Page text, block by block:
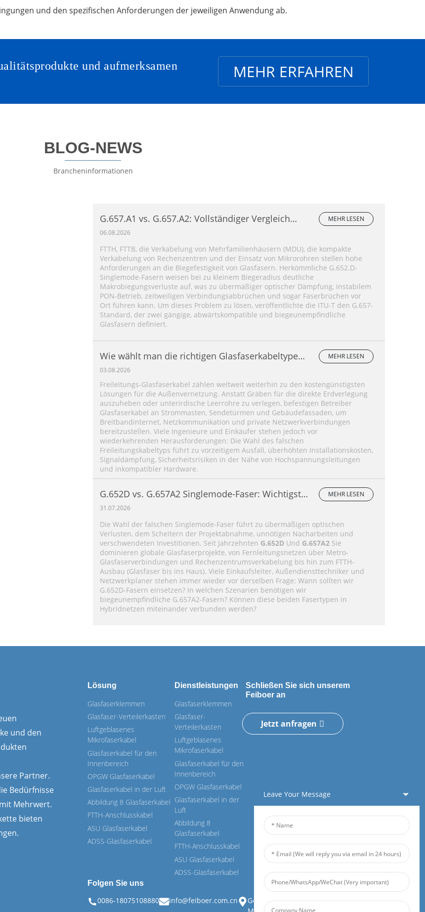
und den spezifischen Anforderungen der jeweiligen Anwendung ab.
und aufmerksamen
MEHR ERFAHREN
BLOG-NEWS
Brancheninformationen
G.657.A1 vs. G.657.A2: Vollständiger Vergleich
biegeunempfindlicher Einmodenfasern
MEHR LESEN
06.08.2026
FTTH, FTTB, die Verkabelung von Mehrfamilienhäusern (MDU), die kompakte
Verkabelung von Rechenzentren und der Einsatz von Mikrorohren stellen hohe
Anforderungen an die Biegefestigkeit von Glasfasern. Herkömmliche G.652.D-
Singlemode-Fasern weisen bei zu kleinem Biegeradius deutliche
Makrobiegungsverluste auf, was zu übermäßiger optischer Dämpfung, instabilem
PON-Betrieb, zeitweiligen Verbindungsabbrüchen und sogar Faserbrüchen vor
Ort führen kann. Um dieses Problem zu lösen, veröffentlichte die ITU-T den G.657-
Standard, der zwei gängige, abwärtskompatible und biegeunempfindliche
Glasfasern definiert.
Wie wählt man die richtigen Glasfaserkabeltypen
für die Luftverlegung aus?
MEHR LESEN
03.08.2026
Freileitungs-Glasfaserkabel zählen weltweit weiterhin zu den kostengünstigsten
Lösungen für die Außenvernetzung. Anstatt Gräben für die direkte Erdverlegung
auszuheben oder unterirdische Leerrohre zu verlegen, befestigen Betreiber
Glasfaserkabel an Strommasten, Sendetürmen und Gebäudefassaden, um
Breitbandinternet, Netzkommunikation und private Netzwerkverbindungen
bereitzustellen. Viele Ingenieure und Einkäufer stehen jedoch vor
wiederkehrenden Herausforderungen: Die Wahl des falschen
Freileitungskabeltyps führt zu vorzeitigem Ausfall, überhöhten Installationskosten,
Signaldämpfung, Sicherheitsrisiken in der Nähe von Hochspannungsleitungen
und inkompatibler Hardware.
G.652D vs. G.657A2 Singlemode-Faser: Wichtigste
Unterschiede, Leistungsvergleich und
MEHR LESEN
31.07.2026
Die Wahl der falschen Singlemode-Faser führt zu übermäßigen optischen
Verlusten, dem Scheitern der Projektabnahme, unnötigen Nacharbeiten und
verschwendeten Investitionen. Seit Jahrzehnten G.652D Und G.657A2 Sie
dominieren globale Glasfaserprojekte, von Fernleitungsnetzen über Metro-
Glasfaserverbindungen und Rechenzentrumsverkabelung bis hin zum FTTH-
Ausbau (Glasfaser bis ins Haus). Viele Einkaufsleiter, Außendiensttechniker und
Netzwerkplaner stehen immer wieder vor derselben Frage: Wann sollten wir
G.652D-Fasern einsetzen? In welchen Szenarien benötigen wir
biegeunempfindliche G.657A2-Fasern? Können diese beiden Fasertypen in
Hybridnetzen miteinander verbunden werden?
und den
Partner.
Bedürfnisse
Mehrwert.
bieten
Lösung
Glasfaserklemmen
Glasfaser-Verteilerkasten
Luftgeblasenes
Mikrofaserkabel
Glasfaserkabel für den
Innenbereich
OPGW Glasfaserkabel
Glasfaserkabel in der Luft
Abbildung 8 Glasfaserkabel
FTTH-Anschlusskabel
ASU Glasfaserkabel
ADSS-Glasfaserkabel
Dienstleistungen
Glasfaserklemmen
Glasfaser-
Verteilerkasten
Luftgeblasenes
Mikrofaserkabel
Glasfaserkabel für den
Innenbereich
OPGW Glasfaserkabel
Glasfaserkabel in der
Luft
Abbildung 8
Glasfaserkabel
FTTH-Anschlusskabel
ASU Glasfaserkabel
ADSS-Glasfaserkabel
Schließen Sie sich unserem
Feiboer an
Jetzt anfragen
Folgen Sie uns
0086-18075108880 info@feiboer.com.cn
Gebäude 1, Zhongjianbaobao
Leave Your Message